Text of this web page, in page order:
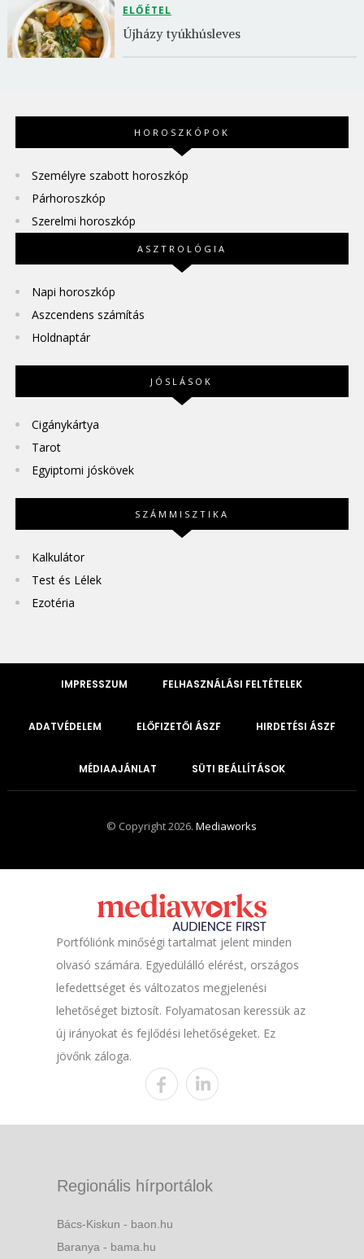
ELŐÉTEL
Újházy tyúkhúsleves
HOROSZKÓPOK
Személyre szabott horoszkóp
Párhoroszkóp
Szerelmi horoszkóp
ASZTROLÓGIA
Napi horoszkóp
Aszcendens számítás
Holdnaptár
JÓSLÁSOK
Cigánykártya
Tarot
Egyiptomi jóskövek
SZÁMMISZTIKA
Kalkulátor
Test és Lélek
Ezotéria
IMPRESSZUM FELHASZNÁLÁSI FELTÉTELEK
ADATVÉDELEM ELŐFIZETŐI ÁSZF HIRDETÉSI ÁSZF
MÉDIAAJÁNLAT SÜTI BEÁLLÍTÁSOK
© Copyright 2026.Mediaworks
Portfóliónk minőségi tartalmat jelent minden
olvasó számára. Egyedülálló elérést, országos
lefedettséget és változatos megjelenési
lehetőséget biztosít. Folyamatosan keressük az
új irányokat és fejlődési lehetőségeket. Ez
jövőnk záloga.
Regionális hírportálok
Bács-Kiskun - baon.hu
Baranya - bama.hu